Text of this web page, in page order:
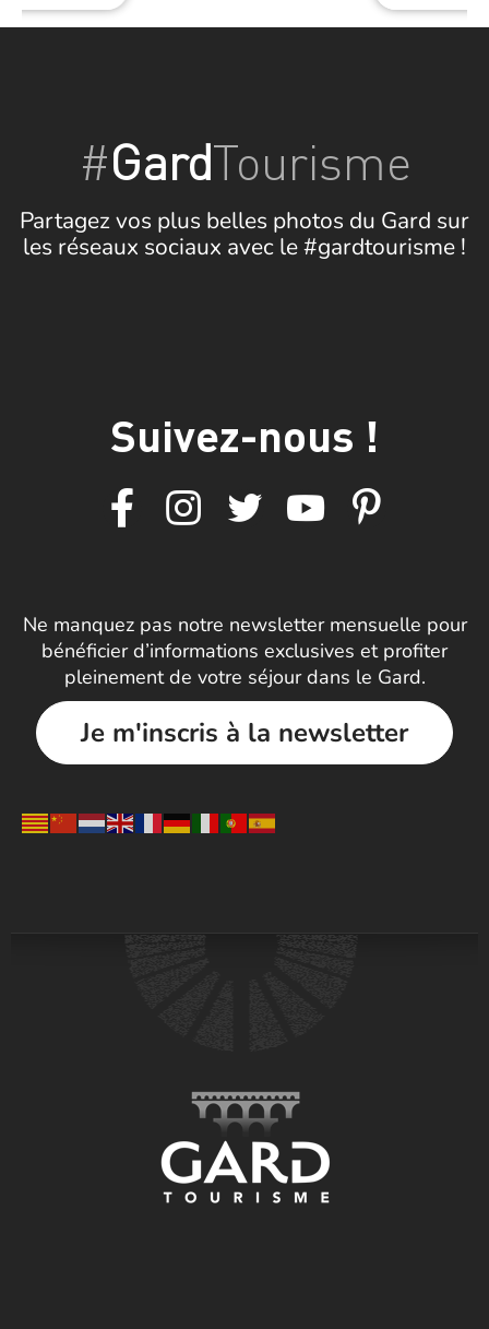
#GardTourisme
Partagez vos plus belles photos du Gard sur
les réseaux sociaux avec le #gardtourisme !
Suivez-nous !
Ne manquez pas notre newsletter mensuelle pour
bénéficier d’informations exclusives et profiter
pleinement de votre séjour dans le Gard.
Je m'inscris à la newsletter